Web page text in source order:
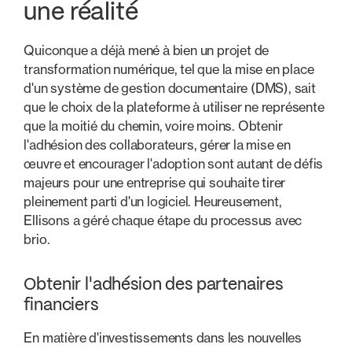
une réalité
Quiconque a déjà mené à bien un projet de
transformation numérique, tel que la mise en place
d'un système de gestion documentaire (DMS), sait
que le choix de la plateforme à utiliser ne représente
que la moitié du chemin, voire moins. Obtenir
l'adhésion des collaborateurs, gérer la mise en
œuvre et encourager l'adoption sont autant de défis
majeurs pour une entreprise qui souhaite tirer
pleinement parti d'un logiciel. Heureusement,
Ellisons a géré chaque étape du processus avec
brio.
Obtenir l'adhésion des partenaires
financiers
En matière d'investissements dans les nouvelles